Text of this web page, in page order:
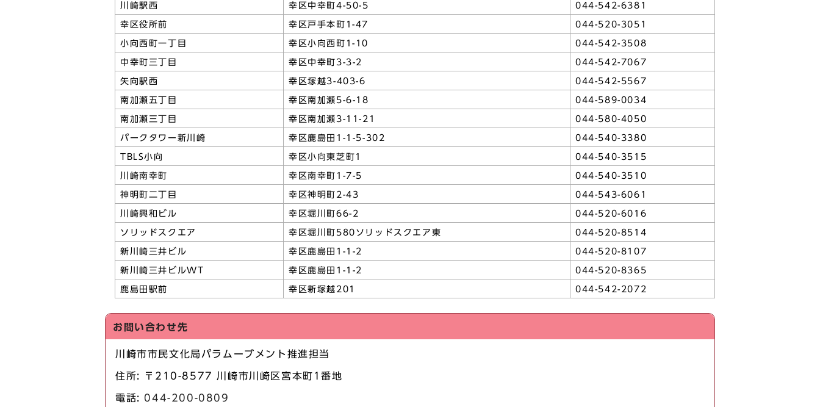
川崎駅西 幸区中幸町4-50-5 044-542-6381
幸区役所前 幸区戸手本町1-47 044-520-3051
小向西町一丁目 幸区小向西町1-10 044-542-3508
中幸町三丁目 幸区中幸町3-3-2 044-542-7067
矢向駅西 幸区塚越3-403-6 044-542-5567
南加瀬五丁目 幸区南加瀬5-6-18 044-589-0034
南加瀬三丁目 幸区南加瀬3-11-21 044-580-4050
パークタワー新川崎 幸区鹿島田1-1-5-302 044-540-3380
TBLS小向 幸区小向東芝町1 044-540-3515
川崎南幸町 幸区南幸町1-7-5 044-540-3510
神明町二丁目 幸区神明町2-43 044-543-6061
川崎興和ビル 幸区堀川町66-2 044-520-6016
ソリッドスクエア 幸区堀川町580ソリッドスクエア東 044-520-8514
新川崎三井ビル 幸区鹿島田1-1-2 044-520-8107
新川崎三井ビルWT 幸区鹿島田1-1-2 044-520-8365
鹿島田駅前 幸区新塚越201 044-542-2072
お問い合わせ先
川崎市市民文化局パラムーブメント推進担当
住所: 〒210-8577 川崎市川崎区宮本町1番地
電話: 044-200-0809